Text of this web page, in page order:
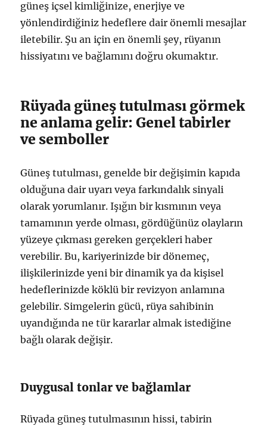
güneş içsel kimliğinize, enerjiye ve
yönlendirdiğiniz hedeflere dair önemli mesajlar
iletebilir. Şu an için en önemli şey, rüyanın
hissiyatını ve bağlamını doğru okumaktır.
Rüyada güneş tutulması görmek
ne anlama gelir: Genel tabirler
ve semboller
Güneş tutulması, genelde bir değişimin kapıda
olduğuna dair uyarı veya farkındalık sinyali
olarak yorumlanır. Işığın bir kısmının veya
tamamının yerde olması, gördüğünüz olayların
yüzeye çıkması gereken gerçekleri haber
verebilir. Bu, kariyerinizde bir dönemeç,
ilişkilerinizde yeni bir dinamik ya da kişisel
hedeflerinizde köklü bir revizyon anlamına
gelebilir. Simgelerin gücü, rüya sahibinin
uyandığında ne tür kararlar almak istediğine
bağlı olarak değişir.
Duygusal tonlar ve bağlamlar
Rüyada güneş tutulmasının hissi, tabirin